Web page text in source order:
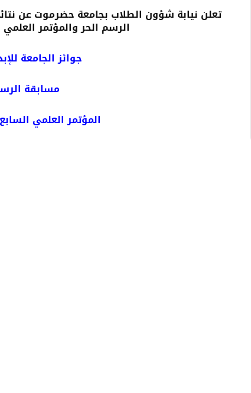
تعلن نيابة شؤون الطلاب بجامعة حضرموت عن
الرسم الحر والمؤتمر العلمي
جوائز الجامعة
مسابقة الرسم
المؤتمر العلمي السابع